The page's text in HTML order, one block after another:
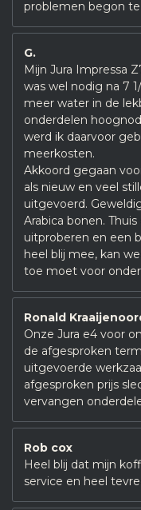
problemen begon
G.
Mijn Jura Impressa
was wel nodig na 7
meer water in de
onderdelen
werd ik daarvoor
meerkosten.
Akkoord gegaan
als nieuw en veel
uitgevoerd.
Arabica bonen.
uitproberen en een
heel blij mee, kan
toe moet voor
Ronald
Onze Jura e4 voor
de afgesproken
uitgevoerde
afgesproken prijs
vervangen
Rob cox
Heel blij dat mijn
service en heel